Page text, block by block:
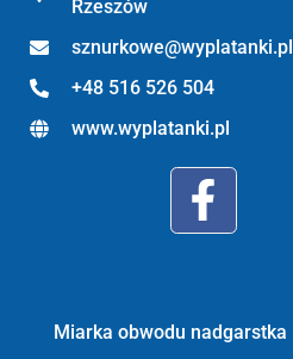
Rzeszów
sznurkowe@wyplatanki.pl
+48 516 526 504
www.wyplatanki.pl
Miarka obwodu nadgarstka